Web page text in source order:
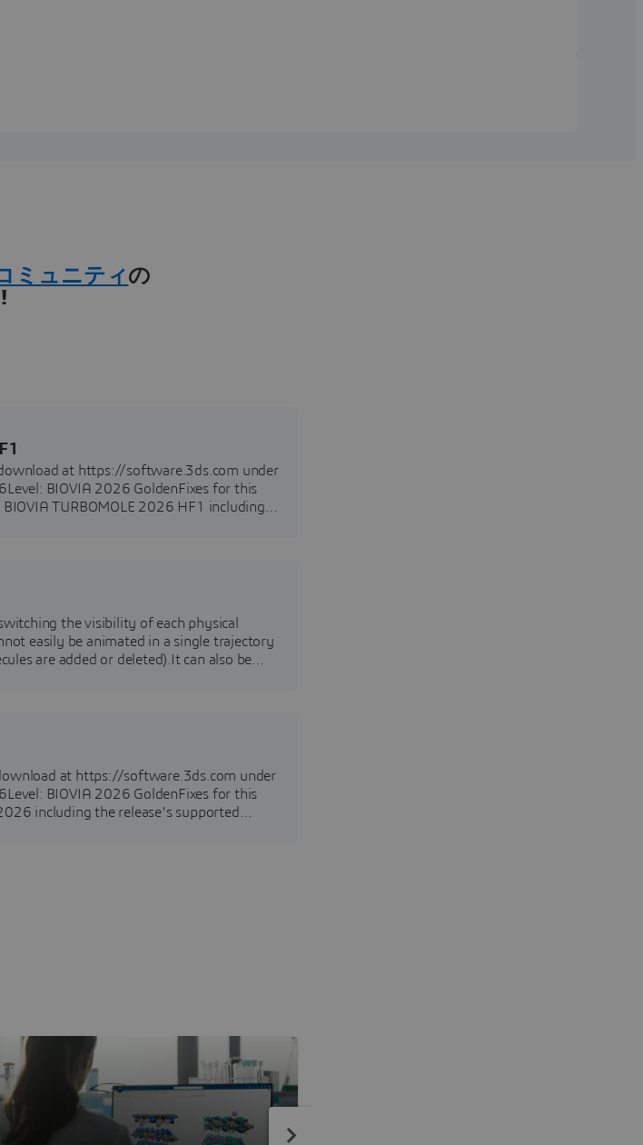
ミュニティの
at https://software.3ds.com under
BIOVIA 2026 GoldenFixes for this
TURBOMOLE 2026 HF1 including
the visibility of each physical
easily be animated in a single trajectory
are added or deleted).It can also be
at https://software.3ds.com under
BIOVIA 2026 GoldenFixes for this
including the release's supported